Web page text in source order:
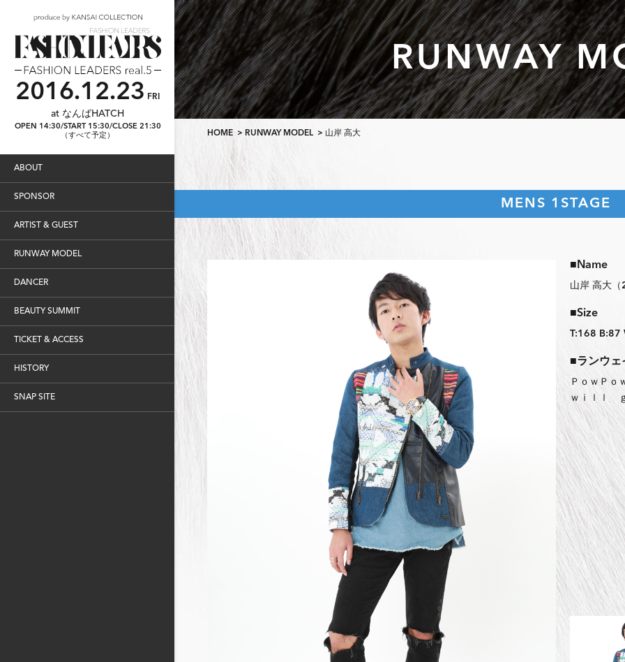
ABOUT
SPONSOR
ARTIST & GUEST
RUNWAY MODEL
DANCER
BEAUTY SUMMIT
TICKET & ACCESS
HISTORY
SNAP SITE
2016.12.23 FRI
at なんばHATCH
OPEN 14:30/START 15:30/CLOSE 21:30
（すべて予定）
RUNWAY
HOME > RUNWAY MODEL > 山岸 高大
MENS 1STAGE
■Name
山岸 高大（
■Size
T:168 B:87
■ランウェ
ＰｏｗＰ
ｗｉｌｌ